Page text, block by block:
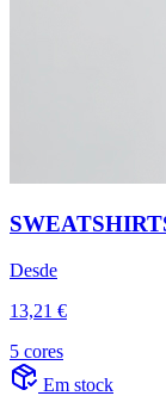
Desde
13,21 €
5 cores
Em stock